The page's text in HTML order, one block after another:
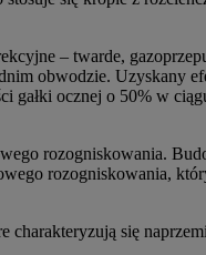
– twarde,
obwodzie. Uzyskany
ocznej o 50% w
rozogniskowania.
rozogniskowania,
się